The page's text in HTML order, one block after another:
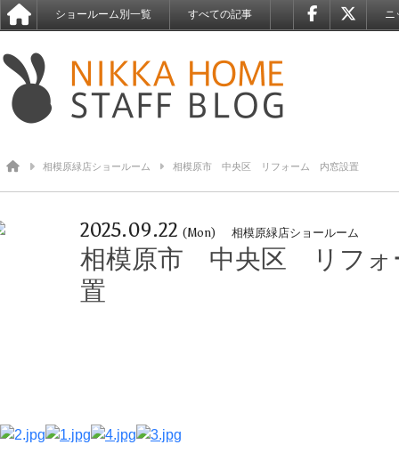
ショールーム別一覧 すべての記事 ニ
相模原緑店ショールーム 相模原市 中央区 リフォーム 内窓設置
2025.09.22 (Mon) 相模原緑店ショールーム
相模原市 中央区 リフ
置